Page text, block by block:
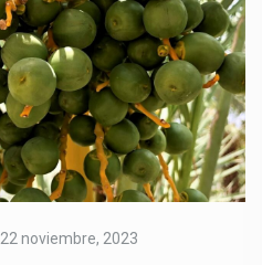
22 noviembre, 2023